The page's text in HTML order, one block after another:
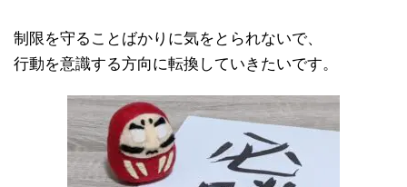
制限を守ることばかりに気をとられないで、
行動を意識する方向に転換していきたいです。